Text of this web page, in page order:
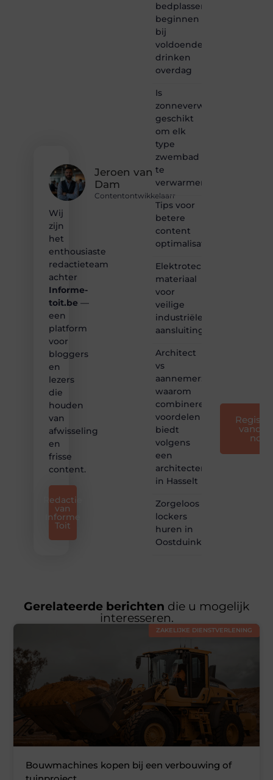
Jeroen van
Dam
Contentontwikkelaarr
Wij
zijn
het
enthousiaste
redactieteam
achter
Informe-
toit.be —
een
platform
voor
bloggers
en
lezers
die
houden
van
afwisseling
en
frisse
content.
Redactie
van
Informe
Toit
bedplassen
beginnen
bij
voldoende
drinken
overdag
Is
zonneverwarming
geschikt
om elk
type
zwembad
te
verwarmen?
Tips voor
betere
content
optimalisatie
Elektrotechnisch
materiaal
voor
veilige
industriële
aansluitingen
Architect
vs
aannemer:
waarom
combineren
voordelen
biedt
volgens
een
architectenbureau
in Hasselt
Zorgeloos
lockers
huren in
Oostduinkerke
nog
Gerelateerde berichten die u mogelijk
interesseren.
ZAKELIJKE DIENSTVERLENING
Bouwmachines kopen bij een verbouwing of